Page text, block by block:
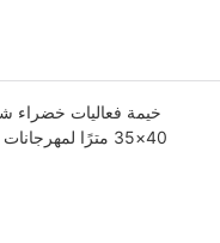
خيمة فعاليات خضراء
40×35 مترًا لمهرجانات البيرة من بوزو تينت